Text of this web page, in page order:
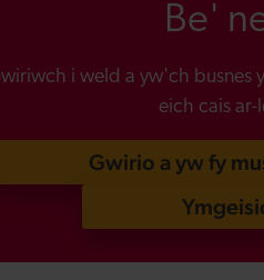
Be'
i weld a yw'ch busnes
eich cais ar-
Gwirio a yw fy